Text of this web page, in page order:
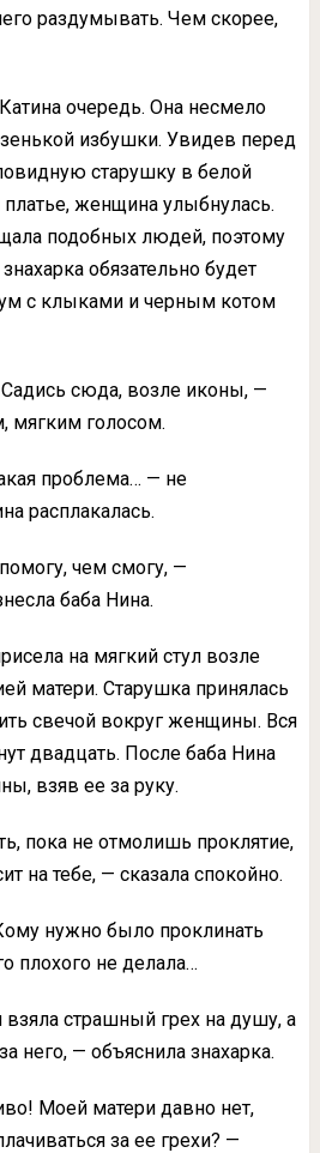
раздумывать. Чем скорее,
очередь. Она несмело
избушки. Увидев перед
старушку в белой
женщина улыбнулась.
подобных людей, поэтому
обязательно будет
с клыками и черным котом
сюда, возле иконы, —
мягким голосом.
проблема… — не
расплакалась.
чем смогу, —
баба Нина.
на мягкий стул возле
матери. Старушка принялась
свечой вокруг женщины. Вся
двадцать. После баба Нина
взяв ее за руку.
пока не отмолишь проклятие,
на тебе, — сказала спокойно.
нужно было проклинать
плохого не делала…
страшный грех на душу, а
него, — объяснила знахарка.
Моей матери давно нет,
за ее грехи? —